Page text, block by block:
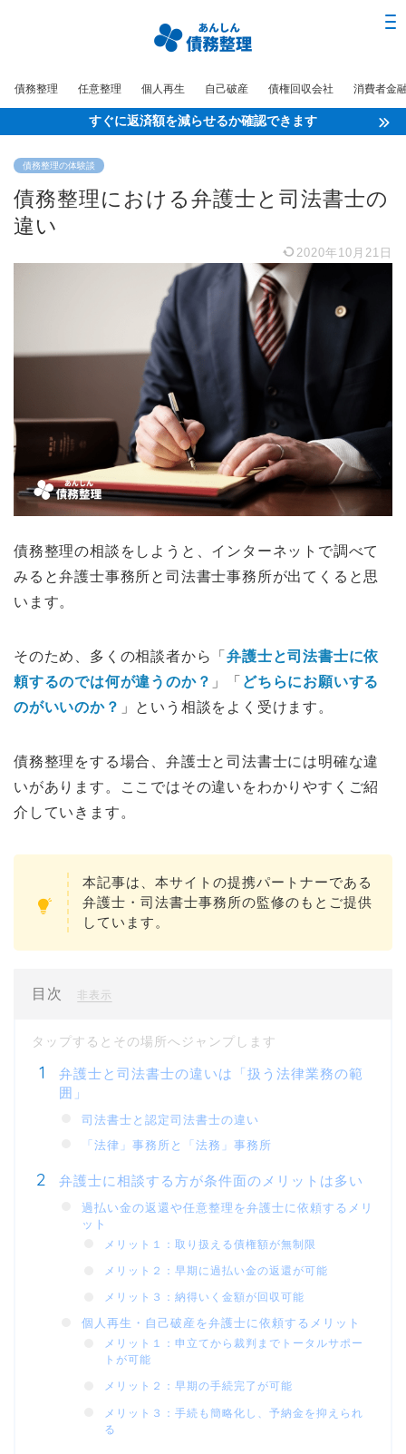
債務整理 任意整理 個人再生 自己破産 債権回収会社 消費者金
すぐに返済額を減らせるか確認できます
債務整理の体験談
債務整理における弁護士と司法書士の
違い
2020年10月21日
債務整理の相談をしようと、インターネットで調べて
みると弁護士事務所と司法書士事務所が出てくると思
います。
そのため、多くの相談者から「弁護士と司法書士に依
頼するのでは何が違うのか？ 」「 どちらにお願いする
のがいいのか？ 」という相談をよく受けます。
債務整理をする場合、弁護士と司法書士には明確な違
いがあります。ここではその違いをわかりやすくご紹
介していきます。
本記事は、本サイトの提携パートナーである
弁護士・司法書士事務所の監修のもとご提供
しています。
目次 非表示
弁護士と司法書士の違いは「扱う法律業務の範
囲」
司法書士と認定司法書士の違い
「法律」事務所と「法務」事務所
弁護士に相談する方が条件面のメリットは多い
過払い金の返還や任意整理を弁護士に依頼するメリ
ット
メリット１：取り扱える債権額が無制限
メリット２：早期に過払い金の返還が可能
メリット３：納得いく金額が回収可能
個人再生・自己破産を弁護士に依頼するメリット
メリット１：申立てから裁判までトータルサポー
トが可能
メリット２：早期の手続完了が可能
メリット３：手続も簡略化し、予納金を抑えられ
る